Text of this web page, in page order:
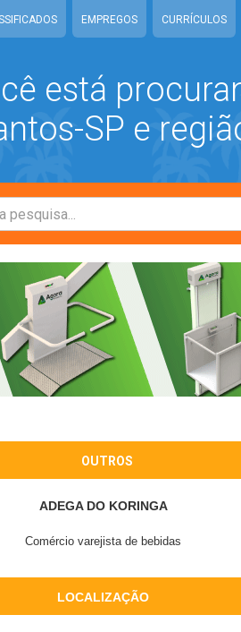
EMPREGOS CURRÍCULOS
está
SP e
OUTROS
ADEGA DO KORINGA
Comércio varejista de bebidas
LOCALIZAÇÃO